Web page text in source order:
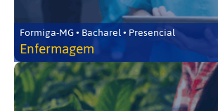
Formiga-MG • Bacharel • Presencial
Enfermagem